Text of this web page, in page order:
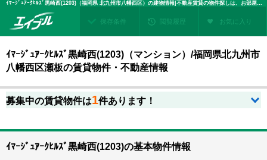
ｲﾏｰｼﾞｭｱｰｸﾋﾙｽﾞ黒崎西(1203)（福岡県 北九州市八幡西区）の建物情報|不動産賃貸の物件探しは、お部屋探しのエイブル
保存条件 閲覧履歴 お気に入り
ｲﾏｰｼﾞｭｱｰｸﾋﾙｽﾞ黒崎西(1203)（マンション）/福岡県北九州市
八幡西区瀬板の賃貸物件・不動産情報
募集中の賃貸物件は1件あります！
ｲﾏｰｼﾞｭｱｰｸﾋﾙｽﾞ黒崎西(1203)の基本物件情報